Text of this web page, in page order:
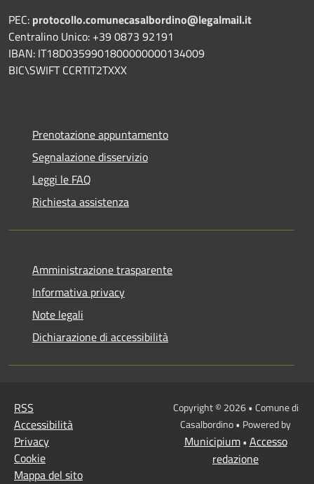
PEC: protocollo.comunecasalbordino@legalmail.it
Centralino Unico: +39 0873 92191
IBAN: IT18D0359901800000000134009
BIC\SWIFT CCRTIT2TXXX
Prenotazione appuntamento
Segnalazione disservizio
Leggi le FAQ
Richiesta assistenza
Amministrazione trasparente
Informativa privacy
Note legali
Dichiarazione di accessibilità
RSS
Accessibilità
Privacy
Cookie
Mappa del sito
Copyright © 2026 • Comune di
Casalbordino • Powered by
Municipium• Accesso
redazione